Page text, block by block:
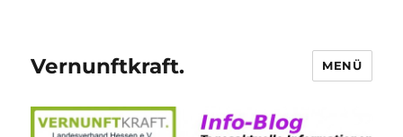
Vernunftkraft. MENÜ